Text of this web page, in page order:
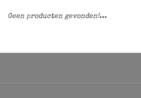
Geen producten gevonden!...